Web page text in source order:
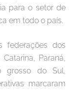
para o setor de
em todo o país.
federações dos
Paraná,
grosso do Sul,
marcaram